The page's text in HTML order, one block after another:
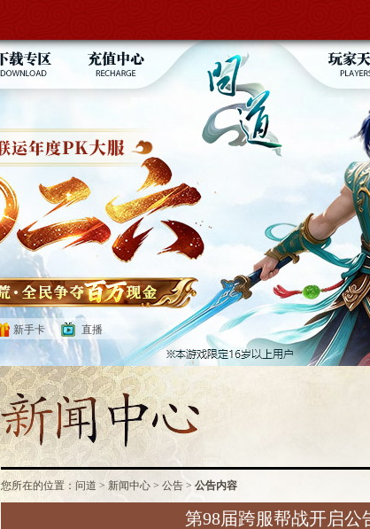
补丁下载
官方视频
游戏音乐
游戏表情
精彩壁纸
银行购卡
充值活动
玩家
视频
秀图
玩家
中州争
跨服联
跨服
跨服
新手卡 直播
您所在的位置： 问道 > 新闻中心 > 公告 > 公告内容
第98届跨服帮战开启公